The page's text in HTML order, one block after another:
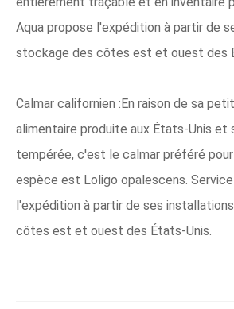
Aqua propose l'expédition à partir de
stockage des côtes est et ouest des
Calmar californien :En raison de sa
alimentaire produite aux États-Unis et
tempérée, c'est le calmar préféré
espèce est Loligo opalescens.
l'expédition à partir de ses
côtes est et ouest des États-Unis.